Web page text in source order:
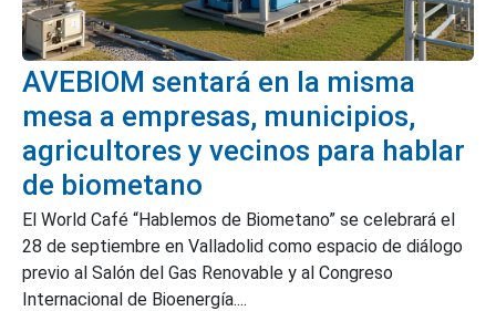
AVEBIOM sentará en la misma
mesa a empresas, municipios,
agricultores y vecinos para hablar
de biometano
El World Café “Hablemos de Biometano” se celebrará el
28 de septiembre en Valladolid como espacio de diálogo
previo al Salón del Gas Renovable y al Congreso
Internacional de Bioenergía....